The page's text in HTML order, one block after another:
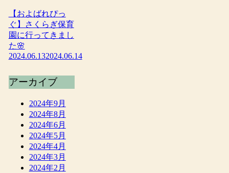
【およばれぴっ
ぐ】さくらぎ保育
園に行ってきまし
た🌸
2024.06.132024.06.14
アーカイブ
2024年9月
2024年8月
2024年6月
2024年5月
2024年4月
2024年3月
2024年2月